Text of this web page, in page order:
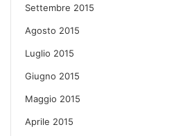
Settembre 2015
Agosto 2015
Luglio 2015
Giugno 2015
Maggio 2015
Aprile 2015